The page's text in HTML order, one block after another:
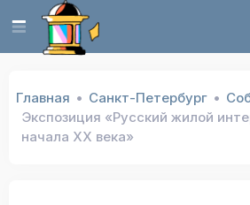
Главная Санкт-Петербург
Экспозиция «Русский жилой
начала XX века»